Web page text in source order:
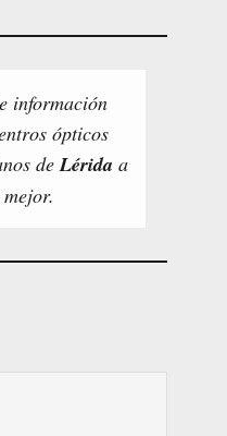
información
ópticos
deLérida a